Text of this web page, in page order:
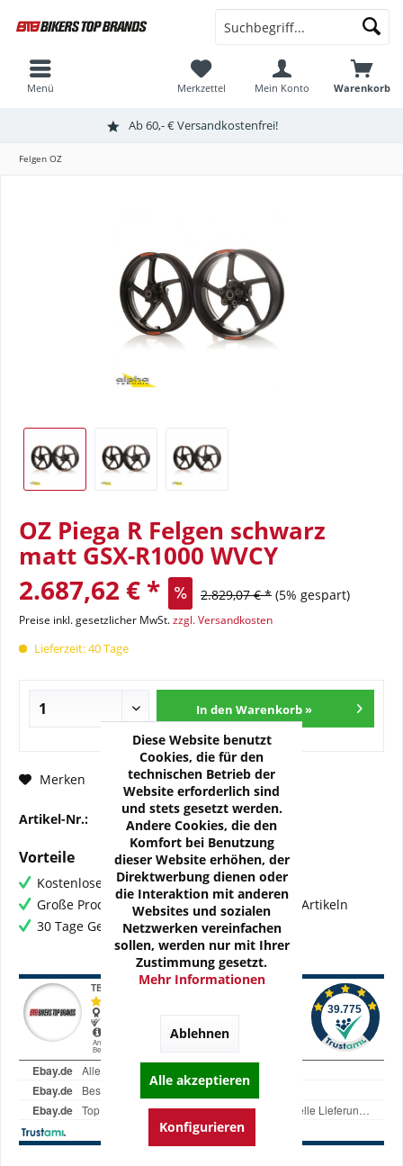
Ab 60,- € Versandkostenfrei!
Warenkorb
Merkzettel Mein Konto
Menü
Felgen OZ
OZ Piega R Felgen schwarz
matt GSX-R1000 WVCY
2.687,62 € * 2.829,07 € * (5% gespart)
Preise inkl. gesetzlicher MwSt.zzgl. Versandkosten
Lieferzeit: 40 Tage
In den Warenkorb »
Merken Fragen zum Artikel?
Artikel-Nr.: OZ-R-SUZ04-Z1M
Vorteile
Kostenloser Versand ab € 60,- Bestellwert
Große Produktauswahl mit mehr als 80.000 Artikeln
30 Tage Geld-Zurück-Garantie
Diese Website benutzt
Cookies, die für den
technischen Betrieb der
Website erforderlich sind
und stets gesetzt werden.
Andere Cookies, die den
Komfort bei Benutzung
dieser Website erhöhen, der
Direktwerbung dienen oder
die Interaktion mit anderen
Websites und sozialen
Netzwerken vereinfachen
sollen, werden nur mit Ihrer
Zustimmung gesetzt.
Mehr Informationen
Ablehnen
Alle akzeptieren
Konfigurieren